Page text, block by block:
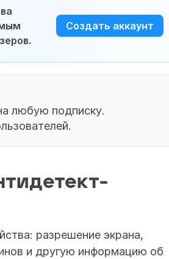
Создать аккаунт
любую подписку.
разрешение экрана,
и другую информацию об